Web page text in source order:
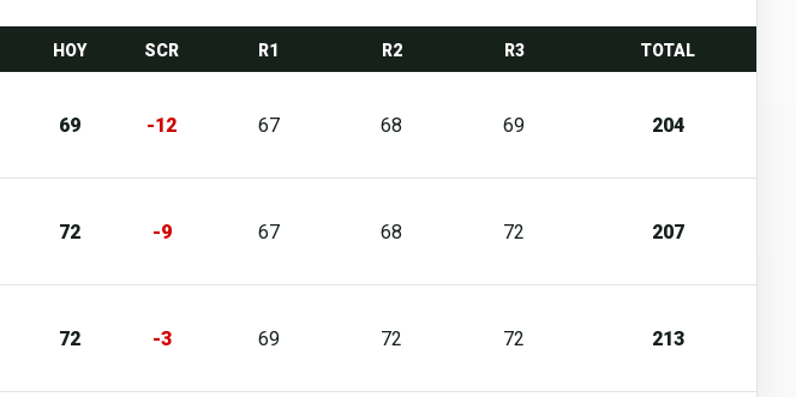
HOY SCR R1 R2 R3 TOTAL
69 -12 67 68 69 204
72 -9 67 68 72 207
72 -3 69 72 72 213